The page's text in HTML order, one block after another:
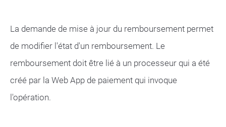
La demande de mise à jour du remboursement permet
de modifier l'état d'un remboursement. Le
remboursement doit être lié à un processeur qui a été
créé par la Web App de paiement qui invoque
l'opération.